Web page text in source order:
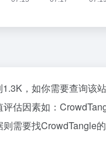
，如你需要查询该
估因素如：
需要找CrowdTangle